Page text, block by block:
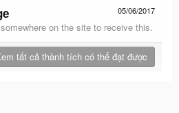
05/06/2017
on the site to receive this.
tất cả thành tích có thể đạt được